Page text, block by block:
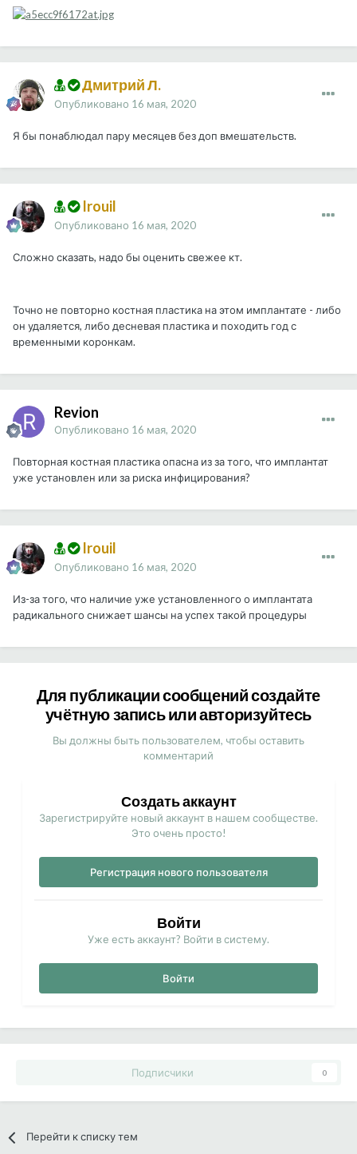
Дмитрий Л.
Опубликовано 16 мая, 2020
Я бы понаблюдал пару месяцев без доп вмешательств.
Irouil
Опубликовано 16 мая, 2020
Сложно сказать, надо бы оценить свежее кт.
Точно не повторно костная пластика на этом имплантате - либо
он удаляется, либо десневая пластика и походить год с
временными коронкам.
Revion
Опубликовано 16 мая, 2020
Повторная костная пластика опасна из за того, что имплантат
уже установлен или за риска инфицирования?
Irouil
Опубликовано 16 мая, 2020
Из-за того, что наличие уже установленного о имплантата
радикального снижает шансы на успех такой процедуры
Для публикации сообщений создайте
учётную запись или авторизуйтесь
Вы должны быть пользователем, чтобы оставить
комментарий
Создать аккаунт
Зарегистрируйте новый аккаунт в нашем сообществе.
Это очень просто!
Регистрация нового пользователя
Войти
Уже есть аккаунт? Войти в систему.
Войти
Подписчики 0
Перейти к списку тем